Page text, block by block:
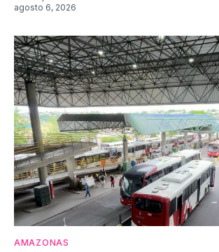
agosto 6, 2026
AMAZONAS